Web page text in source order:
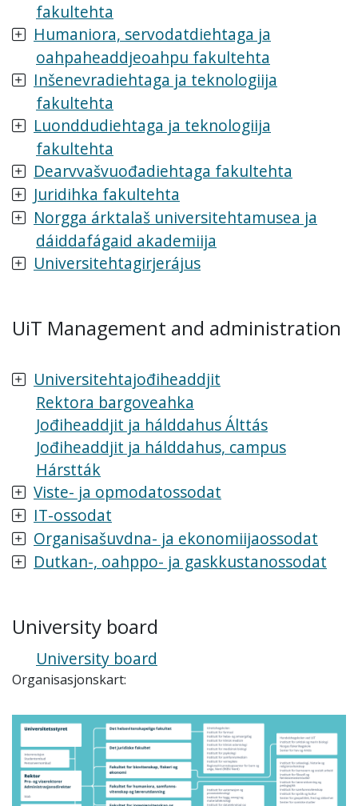
fakultehta
Humaniora, servodatdiehtaga ja
oahpaheaddjeoahpu fakultehta
Inšenevradiehtaga ja teknologiija
fakultehta
Luonddudiehtaga ja teknologiija
fakultehta
Dearvvašvuođadiehtaga fakultehta
Juridihka fakultehta
Norgga árktalaš universitehtamusea ja
dáiddafágaid akademiija
Universitehtagirjerájus
UiT Management and administration
Universitehtajođiheaddjit
Rektora bargoveahka
Jođiheaddjit ja hálddahus Álttás
Jođiheaddjit ja hálddahus, campus
Hárstták
Viste- ja opmodatossodat
IT-ossodat
Organisašuvdna- ja ekonomiijaossodat
Dutkan-, oahppo- ja gaskkustanossodat
University board
University board
Organisasjonskart: